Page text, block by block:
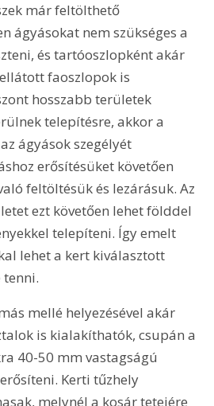
már feltölthető
ágyásokat nem szükséges a
és tartóoszlopként akár
faoszlopok is
hosszabb területek
telepítésre, akkor a
ágyások szegélyét
erősítésüket követően
feltöltésük és lezárásuk. Az
ezt követően lehet földdel
telepíteni. Így emelt
lehet a kert kiválasztott
tenni.
mellé helyezésével akár
is kialakíthatók, csupán a
40-50 mm vastagságú
Kerti tűzhely
melynél a kosár tetejére